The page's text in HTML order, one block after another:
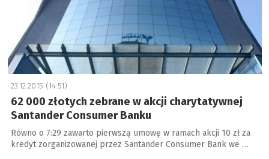
23.12.2015 (14:51)
62 000 złotych zebrane w akcji charytatywnej
Santander Consumer Banku
Równo o 7:29 zawarto pierwszą umowę w ramach akcji 10 zł za
kredyt zorganizowanej przez Santander Consumer Bank we …